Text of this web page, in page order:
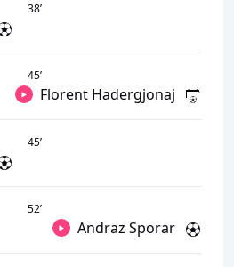
38’
45’
Florent Hadergjonaj
45’
52’
Andraz Sporar